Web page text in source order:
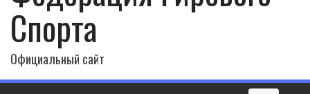
Спорта
Официальный сайт